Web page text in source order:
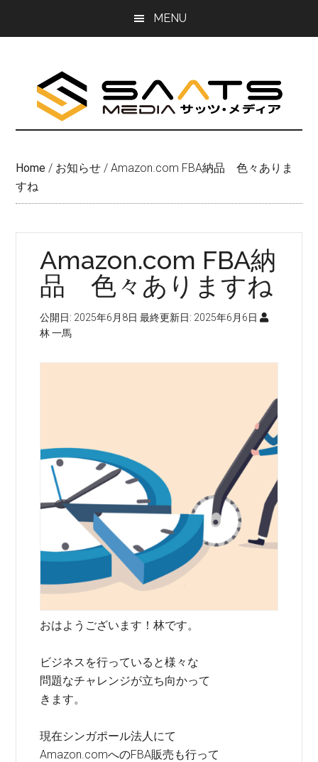
MENU
Home / お知らせ / Amazon.com FBA納品 色々ありま
すね
Amazon.com FBA納
品 色々ありますね
公開日: 2025年6月8日 最終更新日: 2025年6月6日
林 一馬
おはようございます！林です。
ビジネスを行っていると様々な
問題なチャレンジが立ち向かって
きます。
現在シンガポール法人にて
Amazon.comへのFBA販売も行って